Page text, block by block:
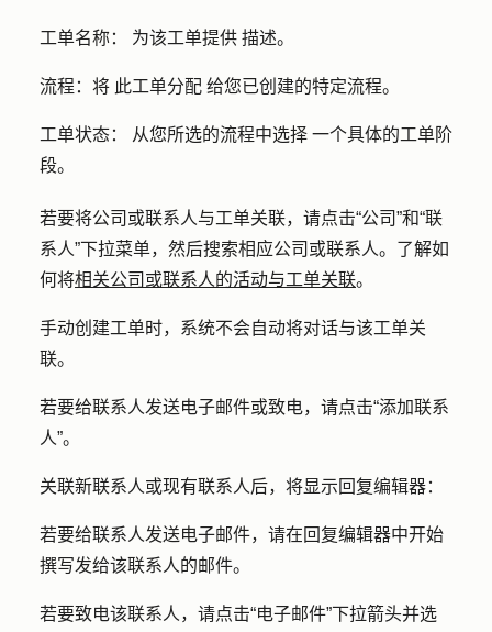
工单名称： 为该工单提供 描述。
流程：将 此工单分配 给您已创建的特定流程。
工单状态： 从您所选的流程中选择 一个具体的工单阶
段。
若要将公司或联系人与工单关联，请点击“公司”和“联
系人”下拉菜单，然后搜索相应公司或联系人。了解如
何将相关公司或联系人的活动与工单关联。
手动创建工单时，系统不会自动将对话与该工单关
联。
若要给联系人发送电子邮件或致电，请点击“添加联系
人”。
关联新联系人或现有联系人后，将显示回复编辑器：
若要给联系人发送电子邮件，请在回复编辑器中开始
撰写发给该联系人的邮件。
若要致电该联系人，请点击“电子邮件”下拉箭头并选